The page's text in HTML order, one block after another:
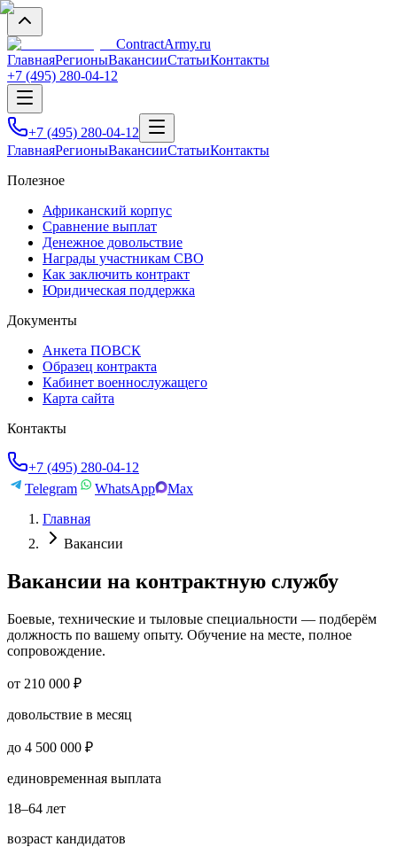
ContractArmy.ru
ГлавнаяРегионыВакансииСтатьиКонтакты
+7 (495) 280-04-12
+7 (495) 280-04-12
ГлавнаяРегионыВакансииСтатьиКонтакты
Полезное
Африканский корпус
Сравнение выплат
Денежное довольствие
Награды участникам СВО
Как заключить контракт
Юридическая поддержка
Документы
Анкета ПОВСК
Образец контракта
Кабинет военнослужащего
Карта сайта
Контакты
+7 (495) 280-04-12
Telegram
WhatsApp
Max
Главная
Вакансии
Вакансии на контрактную службу
Боевые, технические и тыловые специальности — подберём
должность по вашему опыту. Обучение на месте, полное
сопровождение.
от 210 000 ₽
довольствие в месяц
до 4 500 000 ₽
единовременная выплата
18–64 лет
возраст кандидатов